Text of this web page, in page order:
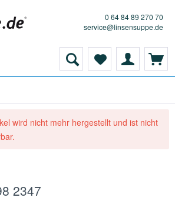
0 64 84 89 270 70
service@linsensuppe.de
wird nicht mehr hergestellt und ist nicht
2347